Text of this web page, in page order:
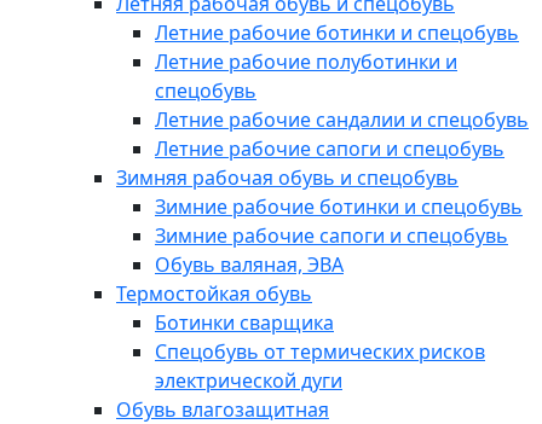
Летние рабочие ботинки и спецобувь
Летние рабочие полуботинки и
спецобувь
Летние рабочие сандалии и спецобувь
Летние рабочие сапоги и спецобувь
Зимняя рабочая обувь и спецобувь
Зимние рабочие ботинки и спецобувь
Зимние рабочие сапоги и спецобувь
Обувь валяная, ЭВА
Термостойкая обувь
Ботинки сварщика
Спецобувь от термических рисков
электрической дуги
Обувь влагозащитная